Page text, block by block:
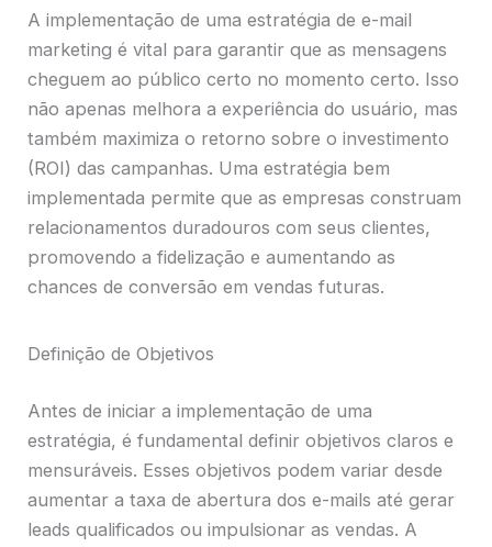
A implementação de uma estratégia de e-mail
marketing é vital para garantir que as mensagens
cheguem ao público certo no momento certo. Isso
não apenas melhora a experiência do usuário, mas
também maximiza o retorno sobre o investimento
(ROI) das campanhas. Uma estratégia bem
implementada permite que as empresas construam
relacionamentos duradouros com seus clientes,
promovendo a fidelização e aumentando as
chances de conversão em vendas futuras.
Definição de Objetivos
Antes de iniciar a implementação de uma
estratégia, é fundamental definir objetivos claros e
mensuráveis. Esses objetivos podem variar desde
aumentar a taxa de abertura dos e-mails até gerar
leads qualificados ou impulsionar as vendas. A